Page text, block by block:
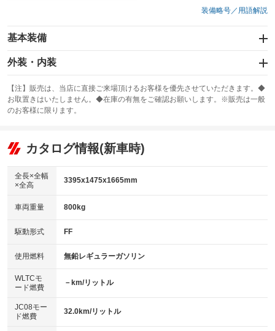
装備略号／用語解説
基本装備
エアバッグ：運転席/助手席
：装備あり
：装備なし
サンルーフ
：装備なし ABS
リフトアップ
：装備なし
：装備なし
パワーウィンドウ
アイドリングストップ
：装備あり
USB入力端子
：装備なし
100V電源
：装備なし
センターデフロック
：装備なし
電動格納ミラー
：装備あり
外装・内装
カーナビ：SDナビ
：装備あり
TV：フルセグ
：装備あり
ビジュアル：-／DVD再生
：装備あり
：装備なし
革シート
キーレス
HID(キセノンライト)
：装備あり
バックカメラ
：装備なし
エアロ
：装備なし
：装備なし
パワーシート
【注】販売は、当店に直接ご来場頂けるお客様を優先させていただきます。◆
お取置きはいたしません。◆在庫の有無をご確認お願いします。※販売は一般
のお客様に限ります。
カタログ情報(新車時)
全長×全幅
×全高
3395x1475x1665mm
車両重量 800kg
駆動形式 FF
使用燃料 無鉛レギュラーガソリン
WLTCモ
ード燃費
－km/リットル
JC08モー
ド燃費
32.0km/リットル